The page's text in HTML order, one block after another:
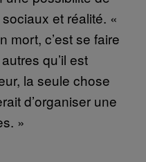
et réalité. «
mort, c’est se faire
qu’il est
la seule chose
d’organiser une
»